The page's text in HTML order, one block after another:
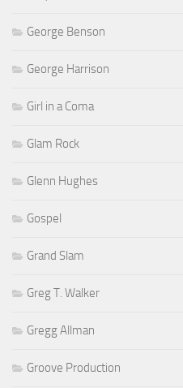
George Benson
George Harrison
Girl in a Coma
Glam Rock
Glenn Hughes
Gospel
Grand Slam
Greg T. Walker
Gregg Allman
Groove Production